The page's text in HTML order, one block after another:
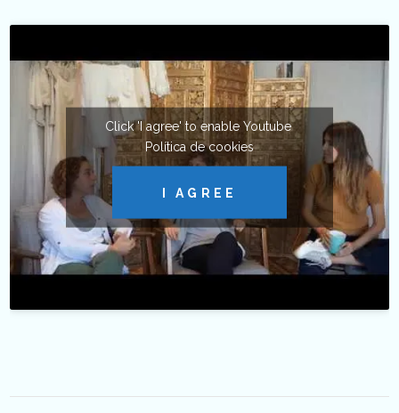
Click 'I agree' to enable Youtube
Política de cookies
I AGREE